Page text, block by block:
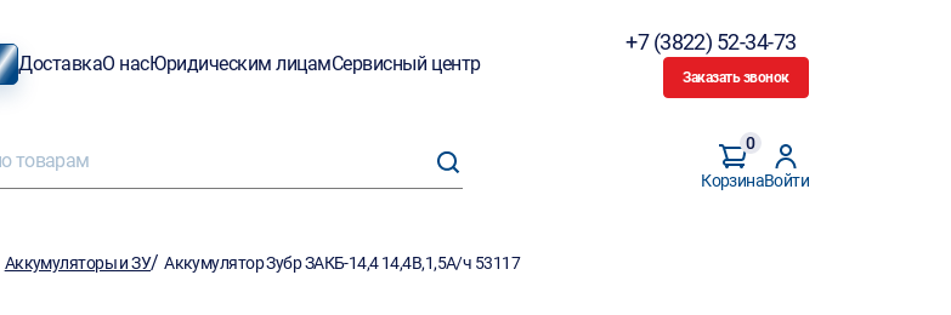
ДоставкаО насЮридическим лицамСервисный центр
+7 (3822) 52-34-73
Заказать звонок
Корзина
0
Войти
Аккумуляторы и ЗУ/Аккумулятор Зубр ЗАКБ-14,4 14,4В,1,5А/ч 53117